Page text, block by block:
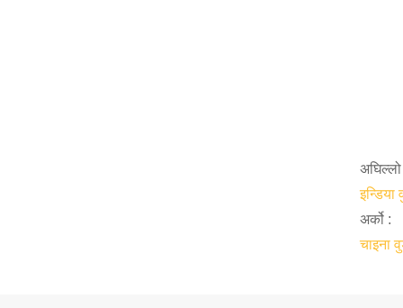
इन्डिया
अर्को :
चाइना